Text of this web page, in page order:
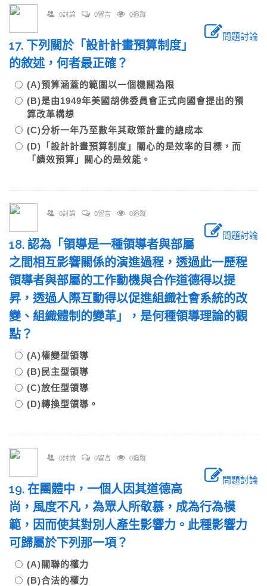
0討論 0留言 0追蹤
問題討論
17. 下列關於「設計計畫預算制度」
的敘述，何者最正確？
(A)預算涵蓋的範圍以一個機關為限
(B)是由1949年美國胡佛委員會正式向國會提出的預
算改革構想
(C)分析一年乃至數年其政策計畫的總成本
(D)「設計計畫預算制度」關心的是效率的目標，而
「績效預算」關心的是效能。
0討論 0留言 0追蹤
問題討論
18. 認為「領導是一種領導者與部屬
之間相互影響關係的演進過程，透過此一歷程
領導者與部屬的工作動機與合作道德得以提
昇，透過人際互動得以促進組織社會系統的改
變、組織體制的變革」，是何種領導理論的觀
點？
(A)權變型領導
(B)民主型領導
(C)放任型領導
(D)轉換型領導。
0討論 0留言 0追蹤
問題討論
19. 在團體中，一個人因其道德高
尚，風度不凡，為眾人所敬慕，成為行為模
範，因而使其對別人產生影響力。此種影響力
可歸屬於下列那一項？
(A)關聯的權力
(B)合法的權力